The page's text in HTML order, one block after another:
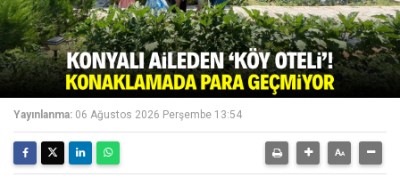
Yayınlanma: 06 Ağustos 2026 Perşembe 13:54